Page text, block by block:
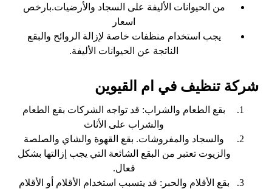
من الحيوانات الأليفة على السجاد والأرضيات.بارخص
اسعار
يجب استخدام منظفات خاصة لإزالة الروائح والبقع
الناتجة عن الحيوانات الأليفة.
شركة تنظيف في ام القيوين
بقع الطعام والشراب: قد تواجه الشركات بقع الطعام
والشراب على الأثاث
والسجاد والمفروشات. بقع القهوة والشاي والصلصة
والزيوت تعتبر من البقع الشائعة التي يجب إزالتها بشكل
فعال.
بقع الأقلام والحبر: قد يتسبب استخدام الأقلام أو الأقلام